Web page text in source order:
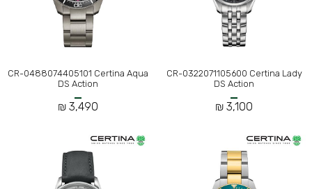
CR-0322071105600 Certina Lady
DS Action
3,100 ₪
CR-0488074405101 Certina Aqua
DS Action
3,490 ₪